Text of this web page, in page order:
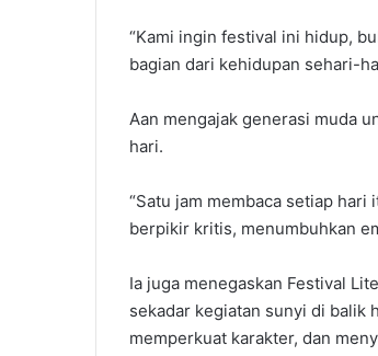
“Kami ingin festival ini hidup,
bagian dari kehidupan sehari-
Aan mengajak generasi muda
hari.
“Satu jam membaca setiap
berpikir kritis, menumbuhkan
Ia juga menegaskan Festival
sekadar kegiatan sunyi di balik
memperkuat karakter, dan